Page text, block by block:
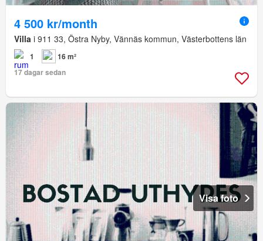
4 500 kr/month
Villa i 911 33, Östra Nyby, Vännäs kommun, Västerbottens län
1
16 m²
17 dagar sedan
Visa foto